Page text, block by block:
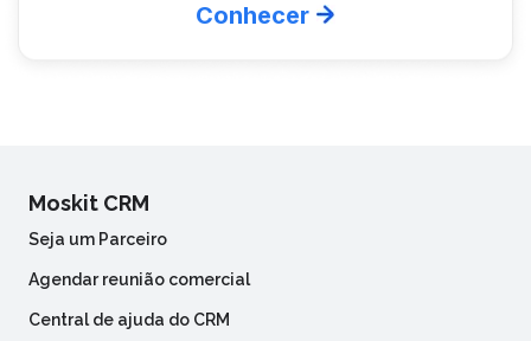
Conhecer
Moskit CRM
Seja um Parceiro
Agendar reunião comercial
Central de ajuda do CRM